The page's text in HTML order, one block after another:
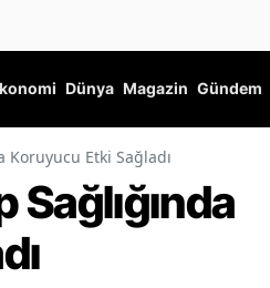
Dünya Magazin Gündem
Koruyucu Etki Sağladı
Sağlığında